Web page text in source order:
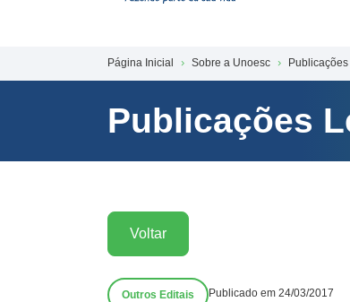
Página Inicial Sobre a Unoesc
Publicações
Voltar
Outros Editais Publicado em 24/03/2017